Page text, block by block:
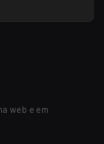
web e em